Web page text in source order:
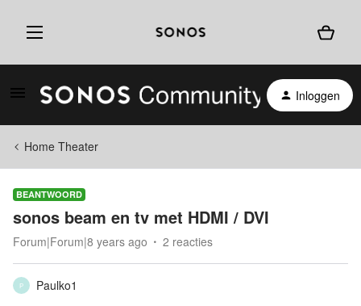
Inloggen
Home Theater
BEANTWOORD
sonos beam en tv met HDMI / DVI
Forum|Forum|8 years ago 2 reacties
P
Paulko1